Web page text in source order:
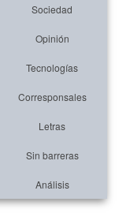
Sociedad
Opinión
Tecnologías
Corresponsales
Letras
Sin barreras
Análisis